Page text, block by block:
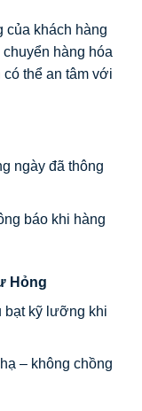
của khách hàng
hàng hóa
thể an tâm với
ngày đã thông
báo khi hàng
Hỏng
bạt kỹ lưỡng khi
– không chồng